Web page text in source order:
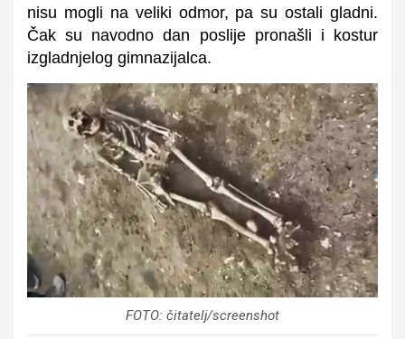
nisu mogli na veliki odmor, pa su ostali gladni.
Čak su navodno dan poslije pronašli i kostur
izgladnjelog gimnazijalca.
FOTO: čitatelj/screenshot